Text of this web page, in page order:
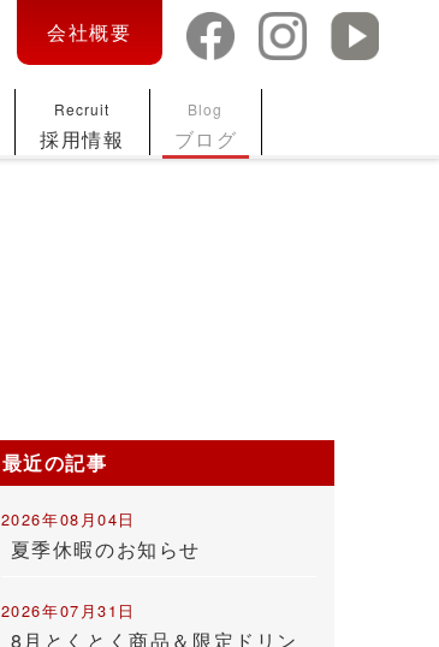
会社概要
Recruit
採用情報
Blog
ブログ
最近の記事
2026年08月04日
夏季休暇のお知らせ
2026年07月31日
8月とくとく商品＆限定ドリン